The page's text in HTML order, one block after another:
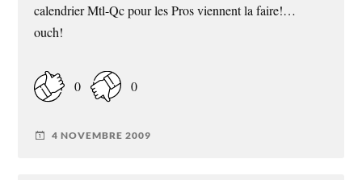
calendrier Mtl-Qc pour les Pros viennent la faire!…
ouch!
0 0
4 NOVEMBRE 2009